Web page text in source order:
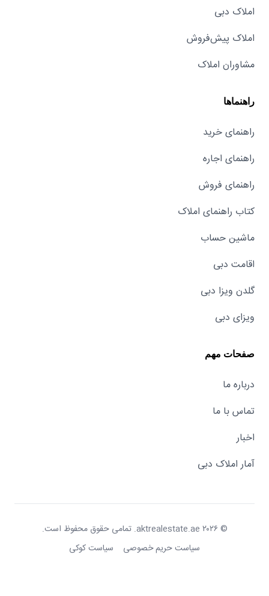
املاک دبی
املاک پیش‌فروش
مشاوران املاک
راهنماها
راهنمای خرید
راهنمای اجاره
راهنمای فروش
کتاب راهنمای املاک
ماشین حساب
اقامت دبی
گلدن ویزا دبی
ویزای دبی
صفحات مهم
درباره ما
تماس با ما
اخبار
آمار املاک دبی
© ۲۰۲۶ aktrealestate.ae. تمامی حقوق محفوظ است.
سیاست حریم خصوصی
سیاست کوکی